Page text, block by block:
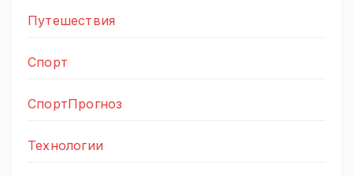
Путешествия
Спорт
СпортПрогноз
Технологии